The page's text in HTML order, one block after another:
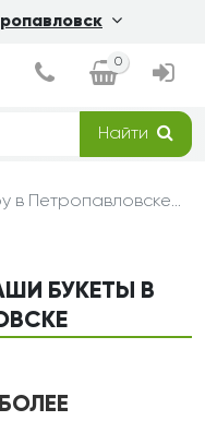
0
Найти
О Гранд Флора.ру в Петропавловске — доставка букетов из цветов
БУКЕТЫ В
БОЛЕЕ